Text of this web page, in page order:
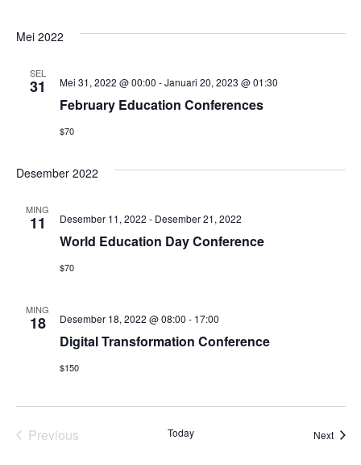
Mei 2022
SEL
31
February Education Conferences
Mei 31, 2022 @ 00:00 -Januari 20, 2023 @ 01:30
$70
Desember 2022
MING
11
World Education Day Conference
Desember 11, 2022 - Desember 21, 2022
$70
MING
18
Digital Transformation Conference
Desember 18, 2022 @ 08:00 - 17:00
$150
Previous
Today Next